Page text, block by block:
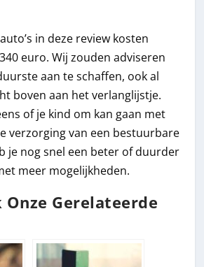
in deze review kosten
euro. Wij zouden adviseren
aan te schaffen, ook al
boven aan het verlanglijstje.
of je kind om kan gaan met
verzorging van een bestuurbare
je nog snel een beter of duurder
meer mogelijkheden.
Gerelateerde